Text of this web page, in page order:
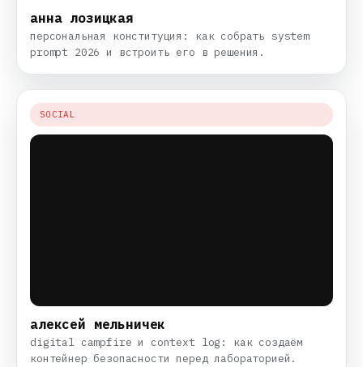
анна лозицкая
персональная конституция: как собрать system
prompt 2026 и встроить его в решения.
SOCIAL
алексей мельничек
digital campfire и context log: как создаём
контейнер безопасности перед лабораторией.